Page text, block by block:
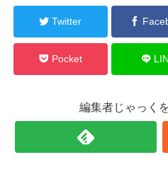
Twitter
Pocket
編集者じゃっく